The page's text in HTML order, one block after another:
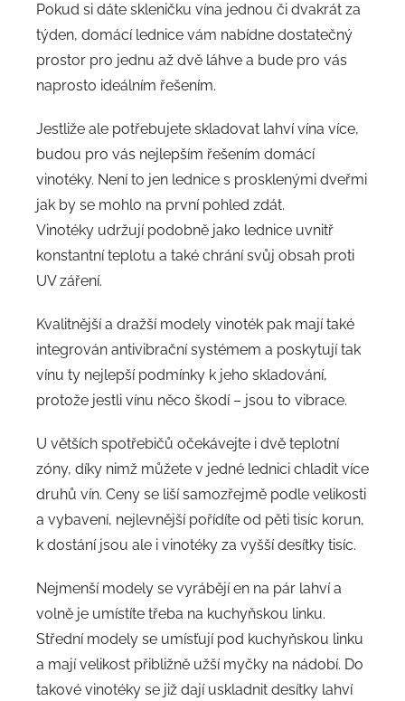
Pokud si dáte skleničku vína jednou či dvakrát za
týden, domácí lednice vám nabídne dostatečný
prostor pro jednu až dvě láhve a bude pro vás
naprosto ideálním řešením.
Jestliže ale potřebujete skladovat lahví vína více,
budou pro vás nejlepším řešením domácí
vinotéky. Není to jen lednice s prosklenými dveřmi
jak by se mohlo na první pohled zdát.
Vinotéky udržují podobně jako lednice uvnitř
konstantní teplotu a také chrání svůj obsah proti
UV záření.
Kvalitnější a dražší modely vinoték pak mají také
integrován antivibrační systémem a poskytují tak
vínu ty nejlepší podmínky k jeho skladování,
protože jestli vínu něco škodí – jsou to vibrace.
U větších spotřebičů očekávejte i dvě teplotní
zóny, díky nimž můžete v jedné lednici chladit více
druhů vín. Ceny se liší samozřejmě podle velikosti
a vybavení, nejlevnější pořídíte od pěti tisíc korun,
k dostání jsou ale i vinotéky za vyšší desítky tisíc.
Nejmenší modely se vyrábějí en na pár lahví a
volně je umístíte třeba na kuchyňskou linku.
Střední modely se umísťují pod kuchyňskou linku
a mají velikost přibližně užší myčky na nádobí. Do
takové vinotéky se již dají uskladnit desítky lahví